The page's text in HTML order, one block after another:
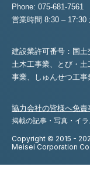
Phone: 075-681-7561
営業時間 8:30 – 17:30
建設業許可番号：国
土木工事業、とび・
事業、
しゅんせつ工
協力会社の皆様へ免責
掲載の記事・写真・イ
Copyright © 2015 -
Meisei Corporation